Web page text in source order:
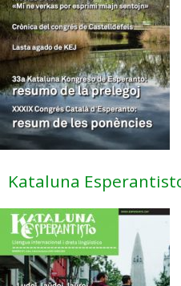
Kataluna